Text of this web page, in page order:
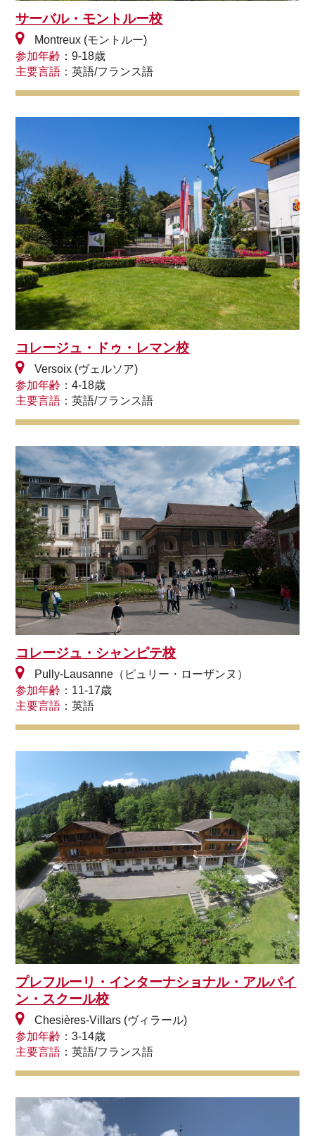
サーバル・モントルー校
Montreux (モントルー)
参加年齢 ：9-18歳
主要言語 ：英語/フランス語
コレージュ・ドゥ・レマン校
Versoix (ヴェルソア)
参加年齢 ：4-18歳
主要言語 ：英語/フランス語
コレージュ・シャンピテ校
Pully-Lausanne（ピュリー・ローザンヌ）
参加年齢 ：11-17歳
主要言語 ：英語
プレフルーリ・インターナショナル・アルパイ
ン・スクール校
Chesières-Villars (ヴィラール)
参加年齢 ：3-14歳
主要言語 ：英語/フランス語